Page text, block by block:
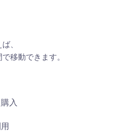
、
移動できます。
入